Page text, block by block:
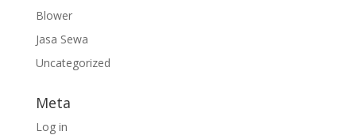
Blower
Jasa Sewa
Uncategorized
Meta
Log in